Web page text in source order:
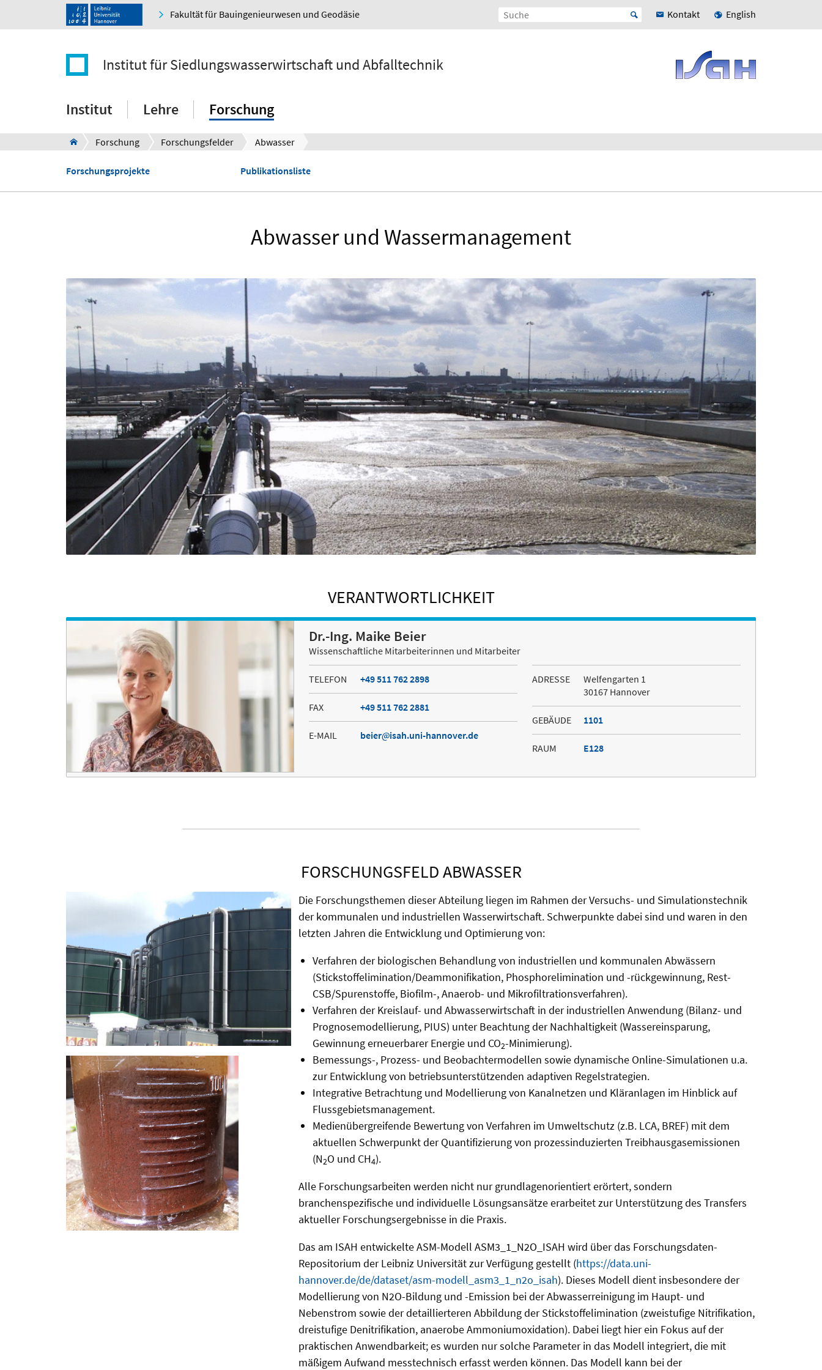
Fakultät für Bauingenieurwesen und Geodäsie Kontakt English
Institut für Siedlungswasserwirtschaft und Abfalltechnik
Institut Lehre Forschung
Forschung Forschungsfelder Abwasser
Forschungsprojekte Publikationsliste
Abwasser und Wassermanagement
VERANTWORTLICHKEIT
Dr.-Ing. Maike Beier
Wissenschaftliche Mitarbeiterinnen und Mitarbeiter
TELEFON +49 511 762 2898
FAX +49 511 762 2881
E-MAIL beier isah.uni-hannover.de
ADRESSE
Welfengarten 1
30167 Hannover
GEBÄUDE 1101
RAUM E128
FORSCHUNGSFELD ABWASSER
Die Forschungsthemen dieser Abteilung liegen im Rahmen der Versuchs- und Simulations­technik
der kommunalen und industriellen Wasserwirtschaft. Schwerpunkte dabei sind und waren in den
letzten Jahren die Entwicklung und Optimierung von:
Verfahren der biologischen Behandlung von industriellen und kommunalen Abwässern
(Stickstoffelimination/Deammonifikation, Phosphorelimination und -rückgewinnung, Rest-
CSB/Spurenstoffe, Biofilm-, Anaerob- und Mikrofiltrationsverfahren).
Verfahren der Kreislauf- und Abwasserwirtschaft in der industriellen Anwendung (Bilanz- und
Prognosemodellierung, PIUS) unter Beachtung der Nachhaltigkeit (Wassereinsparung,
Gewinnung erneuerbarer Energie und CO2-Minimierung).
Bemessungs-, Prozess- und Beobachtermodellen sowie dynamische Online-Simulationen u.a.
zur Entwicklung von betriebsunterstützenden adaptiven Regelstrategien.
Integrative Betrachtung und Modellierung von Kanalnetzen und Kläranlagen im Hinblick auf
Flussgebietsmanagement.
Medienübergreifende Bewertung von Verfahren im Umweltschutz (z.B. LCA, BREF) mit dem
aktuellen Schwerpunkt der Quantifizierung von prozessinduzierten Treibhausgasemissionen
(N2O und CH4).
Alle Forschungsarbeiten werden nicht nur grundlagenorientiert erörtert, sondern
branchenspezifische und individuelle Lösungsansätze erarbeitet zur Unterstützung des Transfers
aktueller Forschungsergebnisse in die Praxis.
Das am ISAH entwickelte ASM-Modell ASM3_1_N2O_ISAH wird über das Forschungsdaten-
Repositorium der Leibniz Universität zur Verfügung gestellt (https://data.uni-
hannover.de/de/dataset/asm-modell_asm3_1_n2o_isah). Dieses Modell dient insbesondere der
Modellierung von N2O-Bildung und -Emission bei der Abwasserreinigung im Haupt- und
Nebenstrom sowie der detaillierteren Abbildung der Stickstoffelimination (zweistufige Nitrifikation,
dreistufige Denitrifikation, anaerobe Ammoniumoxidation). Dabei liegt hier ein Fokus auf der
praktischen Anwendbarkeit; es wurden nur solche Parameter in das Modell integriert, die mit
mäßigem Aufwand messtechnisch erfasst werden können. Das Modell kann bei der